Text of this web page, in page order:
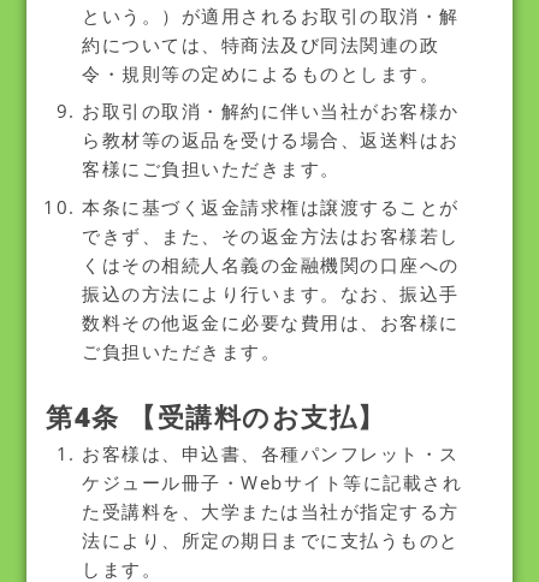
という。）が適用されるお取引の取消・解
約については、特商法及び同法関連の政
令・規則等の定めによるものとします。
お取引の取消・解約に伴い当社がお客様か
ら教材等の返品を受ける場合、返送料はお
客様にご負担いただきます。
本条に基づく返金請求権は譲渡することが
できず、また、その返金方法はお客様若し
くはその相続人名義の金融機関の口座への
振込の方法により行います。なお、振込手
数料その他返金に必要な費用は、お客様に
ご負担いただきます。
第4条 【受講料のお支払】
お客様は、申込書、各種パンフレット・ス
ケジュール冊子・Webサイト等に記載され
た受講料を、大学または当社が指定する方
法により、所定の期日までに支払うものと
します。